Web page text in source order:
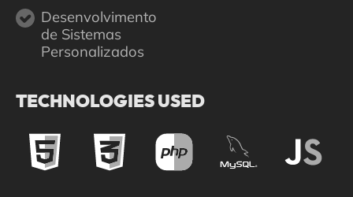
Desenvolvimento
de Sistemas
Personalizados
TECHNOLOGIES USED